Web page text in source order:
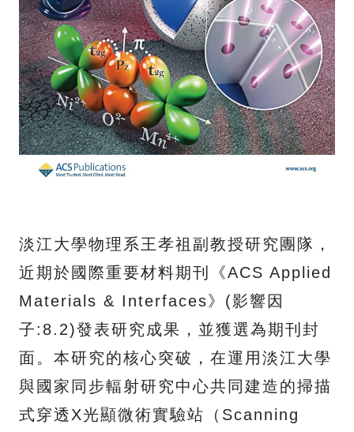
淡江大學物理系王孝祖副教授研究團隊，
近期於國際重要材料期刊《ACS Applied
Materials & Interfaces》(影響因
子:8.2)發表研究成果，並獲選為期刊封
面。本研究的核心突破，在運用淡江大學
與國家同步輻射研究中心共同建造的掃描
式穿透X光顯微術實驗站（Scanning